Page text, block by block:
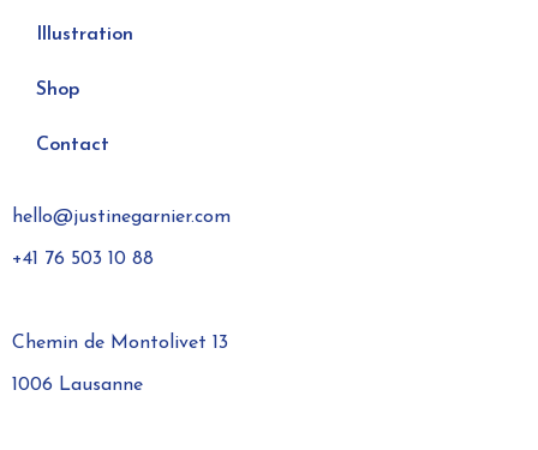
Illustration
Shop
Contact
hello@justinegarnier.com
+41 76 503 10 88
Chemin de Montolivet 13
1006 Lausanne